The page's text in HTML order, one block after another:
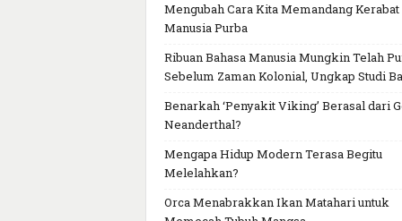
Mengubah Cara Kita Memandang Kerabat
Manusia Purba
Ribuan Bahasa Manusia Mungkin Telah
Sebelum Zaman Kolonial, Ungkap Studi
Benarkah ‘Penyakit Viking’ Berasal dari
Neanderthal?
Mengapa Hidup Modern Terasa Begitu
Melelahkan?
Orca Menabrakkan Ikan Matahari untuk